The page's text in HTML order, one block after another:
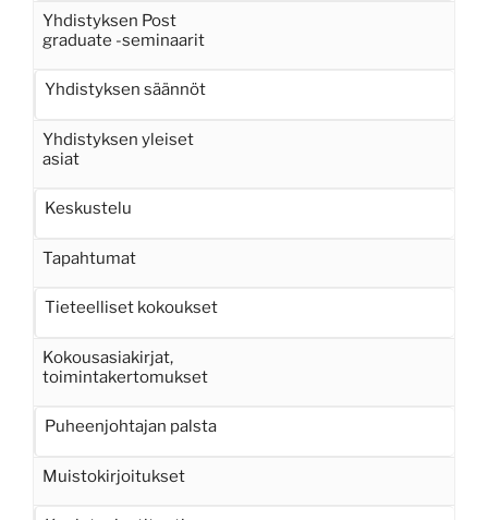
Yhdistyksen Post
graduate -seminaarit
Yhdistyksen säännöt
Yhdistyksen yleiset
asiat
Keskustelu
Tapahtumat
Tieteelliset kokoukset
Kokousasiakirjat,
toimintakertomukset
Puheenjohtajan palsta
Muistokirjoitukset